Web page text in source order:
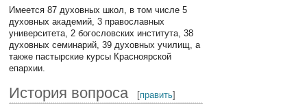
Имеется 87 духовных школ, в том числе 5
духовных академий, 3 православных
университета, 2 богословских института, 38
духовных семинарий, 39 духовных училищ, а
также пастырские курсы Красноярской
епархии.
История вопроса [править]